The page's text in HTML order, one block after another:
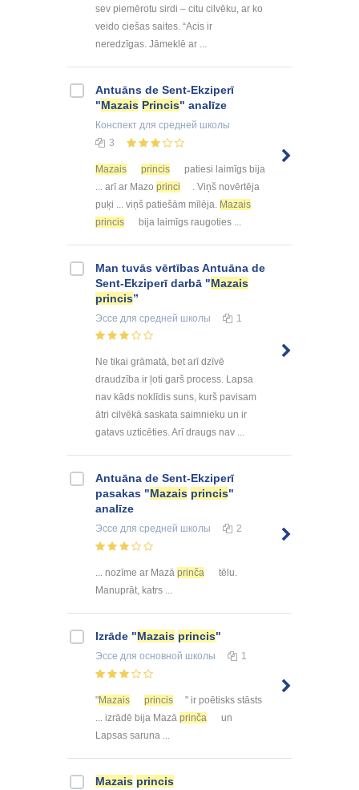
sev piemērotu sirdi – citu cilvēku, ar ko
veido ciešas saites. “Acis ir
neredzīgas. Jāmeklē ar ...
Antuāns de Sent-Ekziperī
"Mazais Princis" analīze
Конспект для средней школы
3
Mazais princis
patiesi laimīgs bija
... arī ar Mazo princi
. Viņš novērtēja
puķi ... viņš patiešām mīlēja. Mazais
princis
bija laimīgs raugoties ...
Man tuvās vērtības Antuāna de
Sent-Ekziperī darbā "Mazais
princis”
Эссе для средней школы 1
Ne tikai grāmatā, bet arī dzīvē
draudzība ir ļoti garš process. Lapsa
nav kāds noklīdis suns, kurš pavisam
ātri cilvēkā saskata saimnieku un ir
gatavs uzticēties. Arī draugs nav ...
Antuāna de Sent-Ekziperī
pasakas "Mazais princis"
analīze
Эссе для средней школы 2
... nozīme ar Mazā prinča
tēlu.
Manuprāt, katrs ...
Izrāde "Mazais princis"
Эссе для основной школы 1
"Mazais princis
" ir poētisks stāsts
... izrādē bija Mazā prinča
un
Lapsas saruna ...
Mazais princis